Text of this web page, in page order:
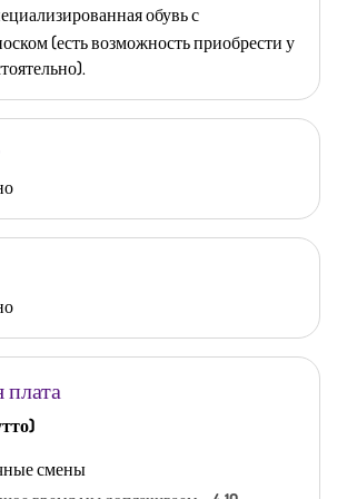
обувь с
(есть возможность приобрести у
плата
смены